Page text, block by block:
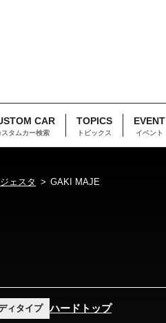
CAR
スタムカー検索
TOPICS
トピックス
EVENT
イベント
ェスタ GAKI MAJE
ィタイプ ハードトップ